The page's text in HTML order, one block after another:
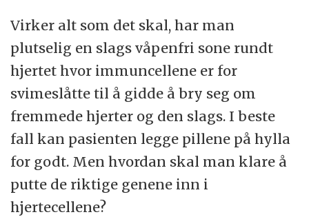
Virker alt som det skal, har man
plutselig en slags våpenfri sone rundt
hjertet hvor immuncellene er for
svimeslåtte til å gidde å bry seg om
fremmede hjerter og den slags. I beste
fall kan pasienten legge pillene på hylla
for godt. Men hvordan skal man klare å
putte de riktige genene inn i
hjertecellene?